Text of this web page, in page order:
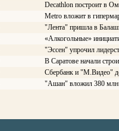
Decathlon построит в
Меtrо вложит в
"Лента" пришла в
«Алкогольные»
"Эссен" упрочил
В Саратове начали
Сбербанк и "М.Видео"
"Ашан" вложил 380 млн